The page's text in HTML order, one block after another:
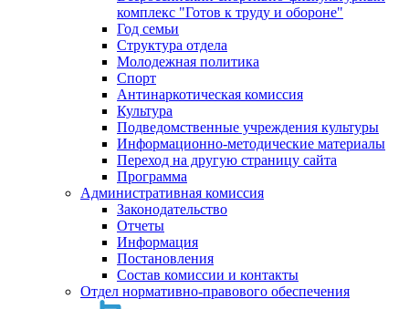
комплекс "Готов к труду и обороне"
Год семьи
Структура отдела
Молодежная политика
Спорт
Антинаркотическая комиссия
Культура
Подведомственные учреждения культуры
Информационно-методические материалы
Переход на другую страницу сайта
Программа
Административная комиссия
Законодательство
Отчеты
Информация
Постановления
Состав комиссии и контакты
Отдел нормативно-правового обеспечения